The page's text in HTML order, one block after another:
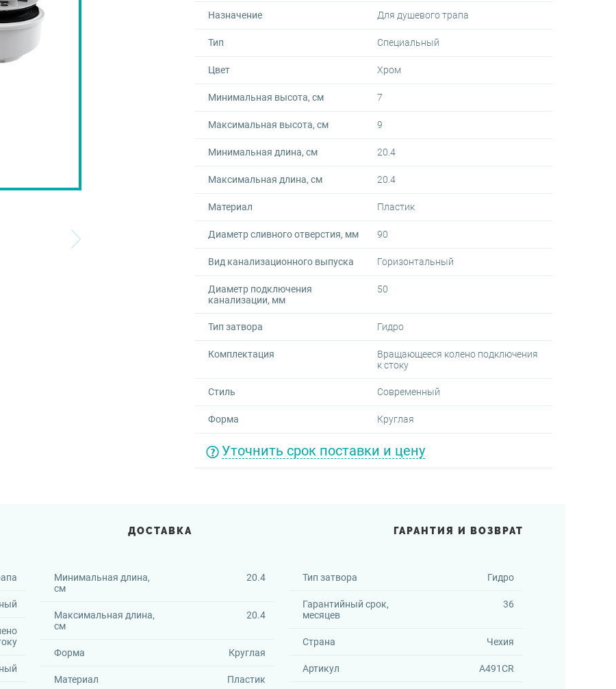
Назначение Для душевого трапа
Тип Специальный
Цвет Хром
Минимальная высота, см 7
Максимальная высота, см 9
Минимальная длина, см 20.4
Максимальная длина, см 20.4
Материал Пластик
Диаметр сливного отверстия, мм 90
Вид канализационного выпуска Горизонтальный
Диаметр подключения
канализации, мм
50
Тип затвора Гидро
Комплектация
Вращающееся колено подключения
к стоку
Стиль Современный
Форма Круглая
Уточнить срок поставки и цену
ДОСТАВКА ГАРАНТИЯ И ВОЗВРАТ
Минимальная длина,
см
20.4
Максимальная длина,
см
20.4
Форма Круглая
Материал Пластик
Тип затвора Гидро
Гарантийный срок,
месяцев
36
Страна Чехия
Артикул A491CR